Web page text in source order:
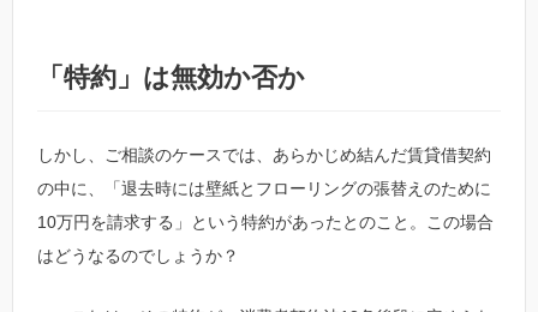
「特約」は無効か否か
しかし、ご相談のケースでは、あらかじめ結んだ賃貸借契約
の中に、「退去時には壁紙とフローリングの張替えのために
10万円を請求する」という特約があったとのこと。この場合
はどうなるのでしょうか？